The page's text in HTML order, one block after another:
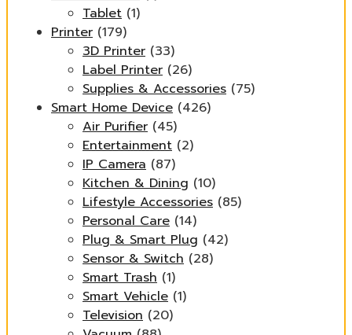
Tablet (1)
Printer (179)
3D Printer (33)
Label Printer (26)
Supplies & Accessories (75)
Smart Home Device (426)
Air Purifier (45)
Entertainment (2)
IP Camera (87)
Kitchen & Dining (10)
Lifestyle Accessories (85)
Personal Care (14)
Plug & Smart Plug (42)
Sensor & Switch (28)
Smart Trash (1)
Smart Vehicle (1)
Television (20)